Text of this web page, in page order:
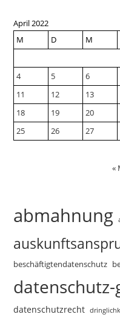
April 2022
M
D M
4
5 6
11
12 13
18
19 20
25
26 27
«
abmahnung
beschäftigtendatenschutz
datenschutzrecht